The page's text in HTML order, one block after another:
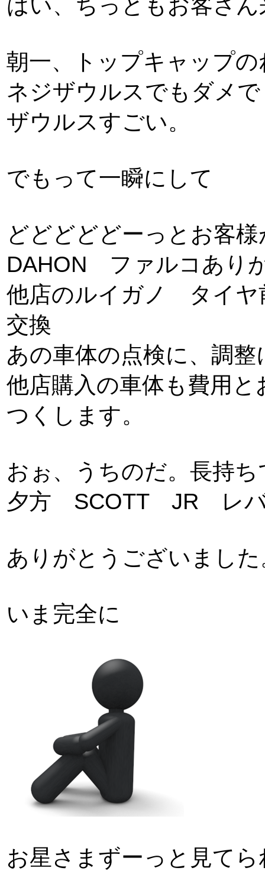
朝一、トップキャップ
ネジザウルスでもダメ
ザウルスすごい。
でもって一瞬にして
どどどどどーっとお客
DAHON ファルコあり
他店のルイガノ タイ
交換
あの車体の点検に、調
他店購入の車体も費用
つくします。
おぉ、うちのだ。長持
夕方 SCOTT JR レバ
ありがとうございました
いま完全に
お星さまずーっと見て